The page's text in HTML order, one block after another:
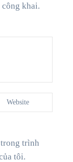
khai.
trình
tôi.